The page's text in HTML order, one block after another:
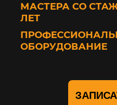
МАСТЕРА СО
ЛЕТ
ОБОРУДОВАНИЕ